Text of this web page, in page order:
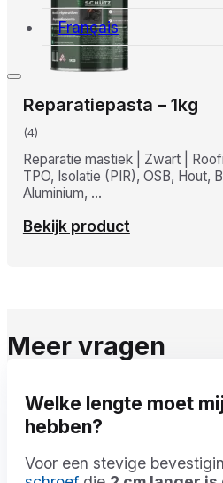
Français
Reparatiepasta – 1kg
(4)
Reparatie mastiek | Zwart |
TPO, Isolatie (PIR), OSB, Hout,
Aluminium, …
Bekijk product
Meer vragen
Welke lengte moet
hebben?
Voor een stevige